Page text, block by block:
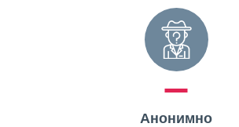
Анонимно